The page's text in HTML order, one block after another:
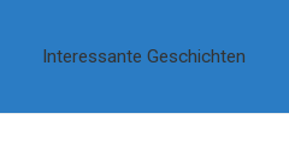
Interessante Geschichten